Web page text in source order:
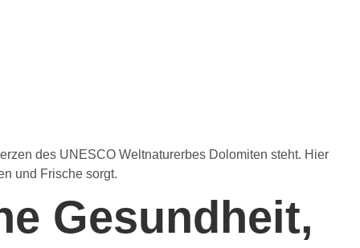
des UNESCO Weltnaturerbes Dolomiten steht. Hier
und Frische sorgt.
Gesundheit,